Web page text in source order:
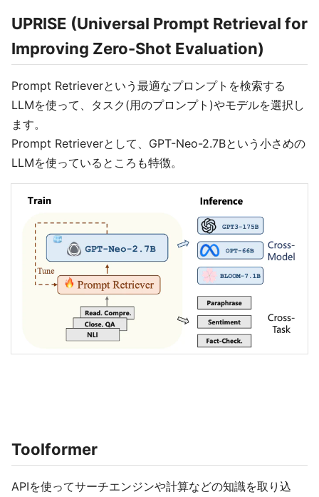
UPRISE (Universal Prompt Retrieval for
Improving Zero-Shot Evaluation)
Prompt Retrieverという最適なプロンプトを検索する
LLMを使って、タスク(用のプロンプト)やモデルを選択し
ます。
Prompt Retrieverとして、GPT-Neo-2.7Bという小さめの
LLMを使っているところも特徴。
Toolformer
APIを使ってサーチエンジンや計算などの知識を取り込